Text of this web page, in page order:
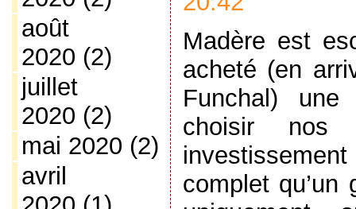
août
2020 (2)
juillet
2020 (2)
mai 2020 (2)
avril
Madère est
acheté (en
Funchal)
choisir nos
complet qu’un